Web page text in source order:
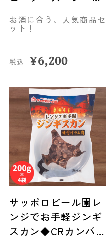
井英策商店(伊達市)
お酒に合う、人気商品セ
ット！
税込 ¥6,200
サッポロビール園レ
ンジでお手軽ジンギ
スカン◆CRカンパニ